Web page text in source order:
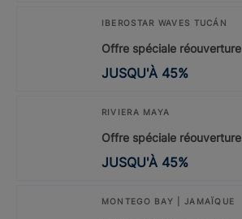
IBEROSTAR WAVES TUCÁN
Offre spéciale réouverture
JUSQU'À 45%
RIVIERA MAYA
Offre spéciale réouverture
JUSQU'À 45%
MONTEGO BAY | JAMAÏQUE